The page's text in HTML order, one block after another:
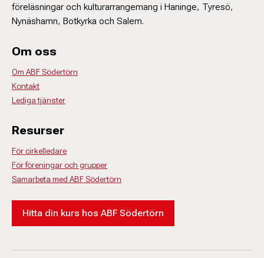
föreläsningar och kulturarrangemang i Haninge, Tyresö,
Nynäshamn, Botkyrka och Salem.
Om oss
Om ABF Södertörn
Kontakt
Lediga tjänster
Resurser
För cirkelledare
För föreningar och grupper
Samarbeta med ABF Södertörn
Hitta din kurs hos ABF Södertörn